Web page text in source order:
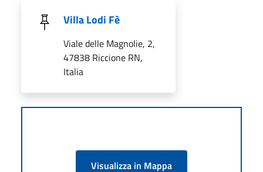
Villa Lodi Fè
Viale delle Magnolie, 2,
47838 Riccione RN,
Italia
Visualizza in Mappa